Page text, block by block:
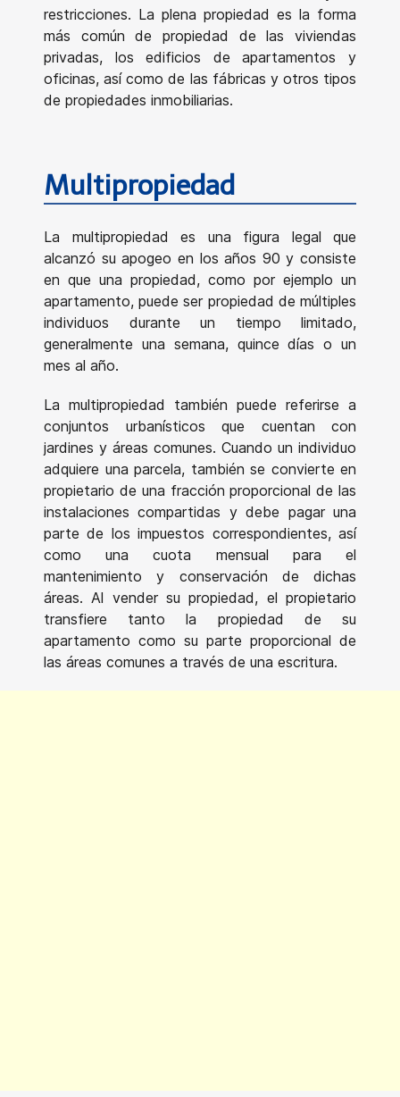
restricciones. La plena propiedad es la forma
más común de propiedad de las viviendas
privadas, los edificios de apartamentos y
oficinas, así como de las fábricas y otros tipos
de propiedades inmobiliarias.
Multipropiedad
La multipropiedad es una figura legal que
alcanzó su apogeo en los años 90 y consiste
en que una propiedad, como por ejemplo un
apartamento, puede ser propiedad de múltiples
individuos durante un tiempo limitado,
generalmente una semana, quince días o un
mes al año.
La multipropiedad también puede referirse a
conjuntos urbanísticos que cuentan con
jardines y áreas comunes. Cuando un individuo
adquiere una parcela, también se convierte en
propietario de una fracción proporcional de las
instalaciones compartidas y debe pagar una
parte de los impuestos correspondientes, así
como una cuota mensual para el
mantenimiento y conservación de dichas
áreas. Al vender su propiedad, el propietario
transfiere tanto la propiedad de su
apartamento como su parte proporcional de
las áreas comunes a través de una escritura.